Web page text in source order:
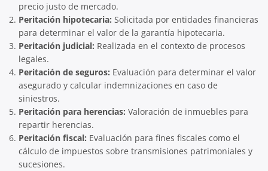
precio justo de mercado.
Peritación hipotecaria: Solicitada por entidades financieras
para determinar el valor de la garantía hipotecaria.
Peritación judicial: Realizada en el contexto de procesos
legales.
Peritación de seguros: Evaluación para determinar el valor
asegurado y calcular indemnizaciones en caso de
siniestros.
Peritación para herencias: Valoración de inmuebles para
repartir herencias.
Peritación fiscal: Evaluación para fines fiscales como el
cálculo de impuestos sobre transmisiones patrimoniales y
sucesiones.